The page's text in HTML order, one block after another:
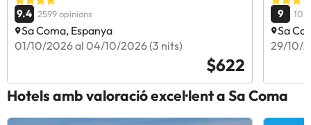
9.4 2599 opinions
Sa Coma, Espanya
01/10/2026 al 04/10/2026 (3 nits)
$622
9
Sa
29/10/
Hotels amb valoració excel·lent a Sa Coma